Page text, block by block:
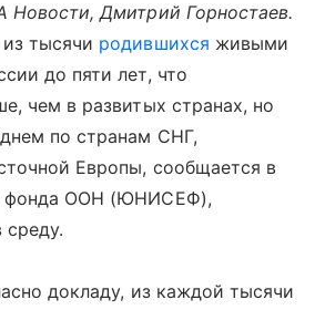
Дмитрий Горностаев.
тысячи родившихся живыми
до пяти лет, что
чем в развитых странах, но
по странам СНГ,
Европы, сообщается в
фонда ООН (ЮНИСЕФ),
докладу, из каждой тысячи